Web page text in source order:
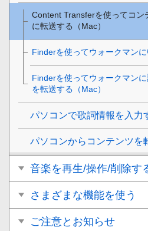
Content Transferを使ってコン
に転送する（Mac）
Finderを使ってウォークマンに
Finderを使ってウォークマン
を転送する（Mac）
パソコンで歌詞情報を入力
パソコンからコンテンツを
音楽を再生/操作/削除す
さまざまな機能を使う
ご注意とお知らせ